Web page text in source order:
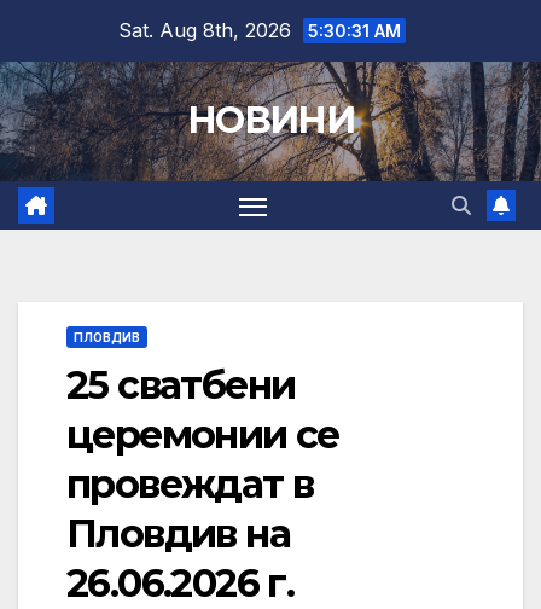
content
Sat. Aug 8th, 2026 5:30:32 AM
НОВИНИ
ПЛОВДИВ
25 сватбени
церемонии се
провеждат в
Пловдив на
26.06.2026 г.